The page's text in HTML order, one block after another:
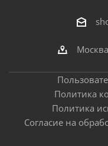
Политика
Политика
Согласие на